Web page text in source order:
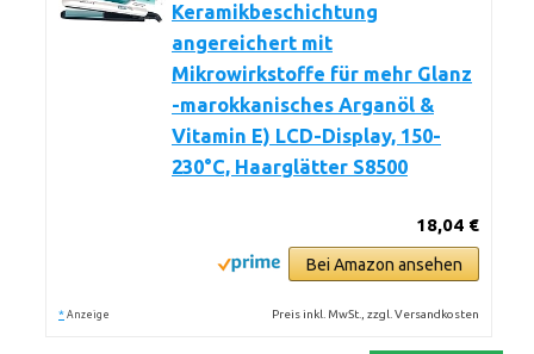
Keramikbeschichtung
angereichert mit
Mikrowirkstoffe für mehr Glanz
-marokkanisches Arganöl &
Vitamin E) LCD-Display, 150-
230°C, Haarglätter S8500
18,04 €
Bei Amazon ansehen
* Anzeige Preis inkl. MwSt., zzgl. Versandkosten